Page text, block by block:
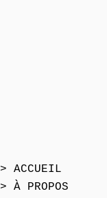
> ACCUEIL
> À PROPOS